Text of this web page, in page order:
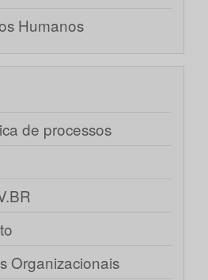
Humanos
de processos
Organizacionais